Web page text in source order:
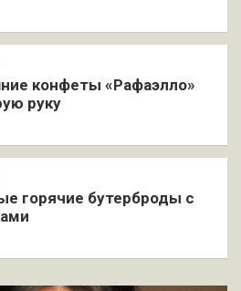
конфеты «Рафаэлло»
руку
горячие бутерброды с